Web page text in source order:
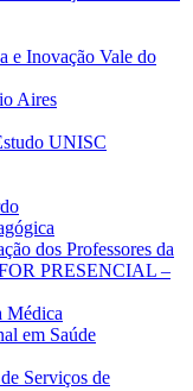
e Inovação Vale do
Aires
UNISC
dos Professores da
PRESENCIAL –
Médica
em Saúde
Serviços de